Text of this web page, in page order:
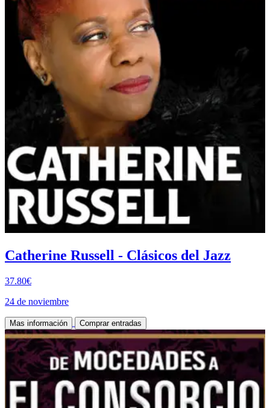
Catherine Russell - Clásicos del Jazz
37.80€
24 de noviembre
Mas información Comprar entradas